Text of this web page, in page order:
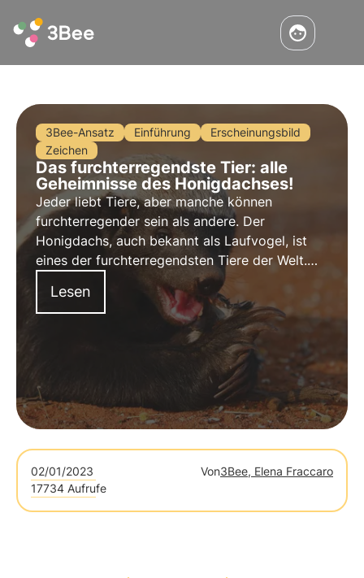
3Bee-Ansatz Einführung
Erscheinungsbild
Zeichen
Das furchterregendste Tier: alle
Geheimnisse des Honigdachses!
Jeder liebt Tiere, aber manche können
furchterregender sein als andere. Der
Honigdachs, auch bekannt als Laufvogel, ist
eines der furchterregendsten Tiere der Welt.
Sie sind furchtlos und unerbittlich und dafür
bekannt, dass sie in der Lage sind, Tiere zu
erlegen, die viel größer sind als sie selbst.
Lesen
02/01/2023 Von3Bee, Elena Fraccaro
17734 Aufrufe